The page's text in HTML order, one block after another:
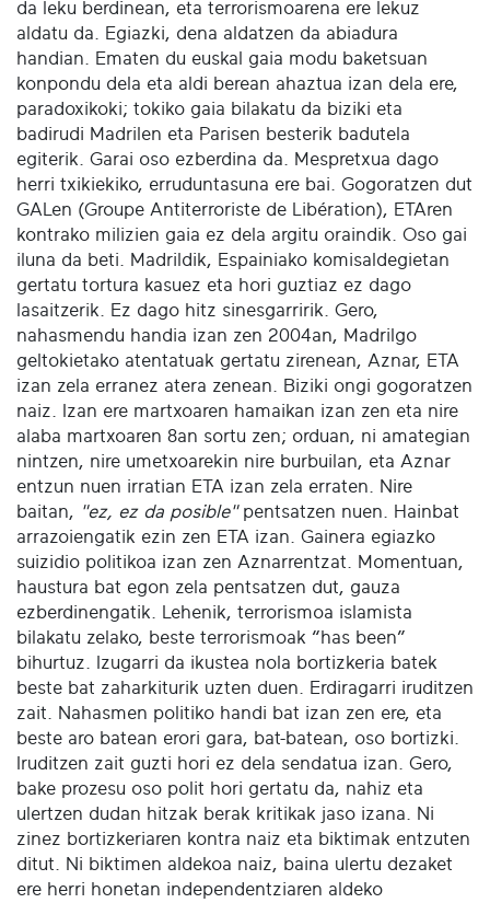
da leku berdinean, eta terrorismoarena ere lekuz
aldatu da. Egiazki, dena aldatzen da abiadura
handian. Ematen du euskal gaia modu baketsuan
konpondu dela eta aldi berean ahaztua izan dela ere,
paradoxikoki; tokiko gaia bilakatu da biziki eta
badirudi Madrilen eta Parisen besterik badutela
egiterik. Garai oso ezberdina da. Mespretxua dago
herri txikiekiko, erruduntasuna ere bai. Gogoratzen dut
GALen (Groupe Antiterroriste de Libération), ETAren
kontrako milizien gaia ez dela argitu oraindik. Oso gai
iluna da beti. Madrildik, Espainiako komisaldegietan
gertatu tortura kasuez eta hori guztiaz ez dago
lasaitzerik. Ez dago hitz sinesgarririk. Gero,
nahasmendu handia izan zen 2004an, Madrilgo
geltokietako atentatuak gertatu zirenean, Aznar, ETA
izan zela erranez atera zenean. Biziki ongi gogoratzen
naiz. Izan ere martxoaren hamaikan izan zen eta nire
alaba martxoaren 8an sortu zen; orduan, ni amategian
nintzen, nire umetxoarekin nire burbuilan, eta Aznar
entzun nuen irratian ETA izan zela erraten. Nire
baitan, "ez, ez da posible"pentsatzen nuen. Hainbat
arrazoiengatik ezin zen ETA izan. Gainera egiazko
suizidio politikoa izan zen Aznarrentzat. Momentuan,
haustura bat egon zela pentsatzen dut, gauza
ezberdinengatik. Lehenik, terrorismoa islamista
bilakatu zelako, beste terrorismoak “has been”
bihurtuz. Izugarri da ikustea nola bortizkeria batek
beste bat zaharkiturik uzten duen. Erdiragarri iruditzen
zait. Nahasmen politiko handi bat izan zen ere, eta
beste aro batean erori gara, bat-batean, oso bortizki.
Iruditzen zait guzti hori ez dela sendatua izan. Gero,
bake prozesu oso polit hori gertatu da, nahiz eta
ulertzen dudan hitzak berak kritikak jaso izana. Ni
zinez bortizkeriaren kontra naiz eta biktimak entzuten
ditut. Ni biktimen aldekoa naiz, baina ulertu dezaket
ere herri honetan independentziaren aldeko